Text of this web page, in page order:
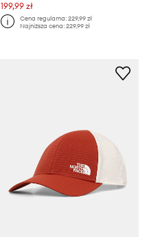
199,99 zł
Cena regularna:229,99 zł
Najniższa cena:229,99 zł